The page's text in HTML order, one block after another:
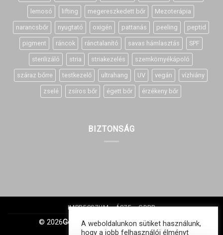
lemosó lifting megereszkedett bőr Mezoterápia
narancsbőr nyugtató oxigén pattanás peeling peptid
pigment ráncok ránctalanító savas hámlasztás SPF
sterilizáló stria striakezelés szemkörnyékápoló
száraz bőrre testkezelő ultrahang UV vegán vízhiány
zselé zsíros bőr égett bőr érzékeny bőr
BIZTONSÁG
IMPRESSZUM ÁSZF GDPR
© 2026Gonagold Kft. | Minden jog fenntartva
A weboldalunkon sütiket használunk,
hogy a jobb felhasználói élményt